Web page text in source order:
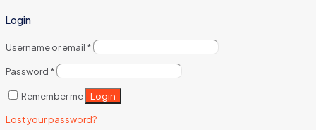
Login
Username or email *
Password *
Remember me Login
Lost your password?